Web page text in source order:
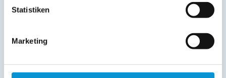
Statistiken
Marketing
Lage & Adresse des Objektes